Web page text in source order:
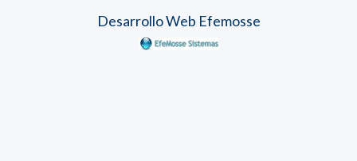
Desarrollo Web Efemosse